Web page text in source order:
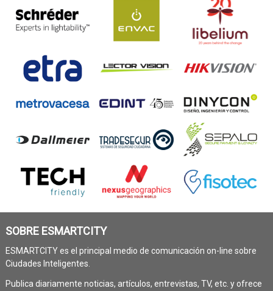
SOBRE ESMARTCITY
ESMARTCITY es el principal medio de comunicación on-line sobre
Ciudades Inteligentes.
Publica diariamente noticias, artículos, entrevistas, TV, etc. y ofrece